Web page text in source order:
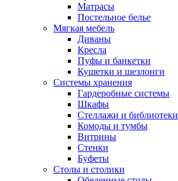
Матрасы
Постельное белье
Мягкая мебель
Диваны
Кресла
Пуфы и банкетки
Кушетки и шезлонги
Системы хранения
Гардеробные системы
Шкафы
Стеллажи и библиотеки
Комоды и тумбы
Витрины
Стенки
Буфеты
Столы и столики